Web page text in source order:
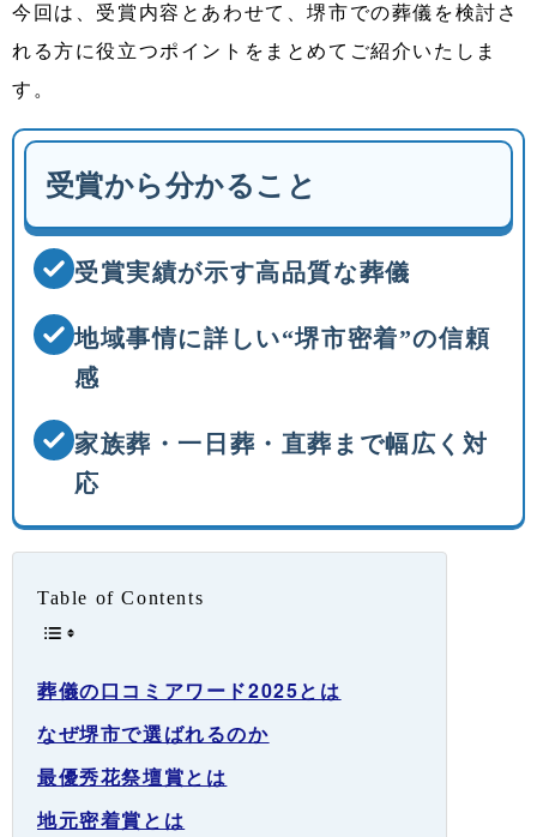
今回は、受賞内容とあわせて、堺市での葬儀を検討さ
れる方に役立つポイントをまとめてご紹介いたしま
す。
受賞から分かること
受賞実績が示す高品質な葬儀
地域事情に詳しい“堺市密着”の信頼
感
家族葬・一日葬・直葬まで幅広く対
応
Table of Contents
葬儀の口コミアワード2025とは
なぜ堺市で選ばれるのか
最優秀花祭壇賞とは
地元密着賞とは